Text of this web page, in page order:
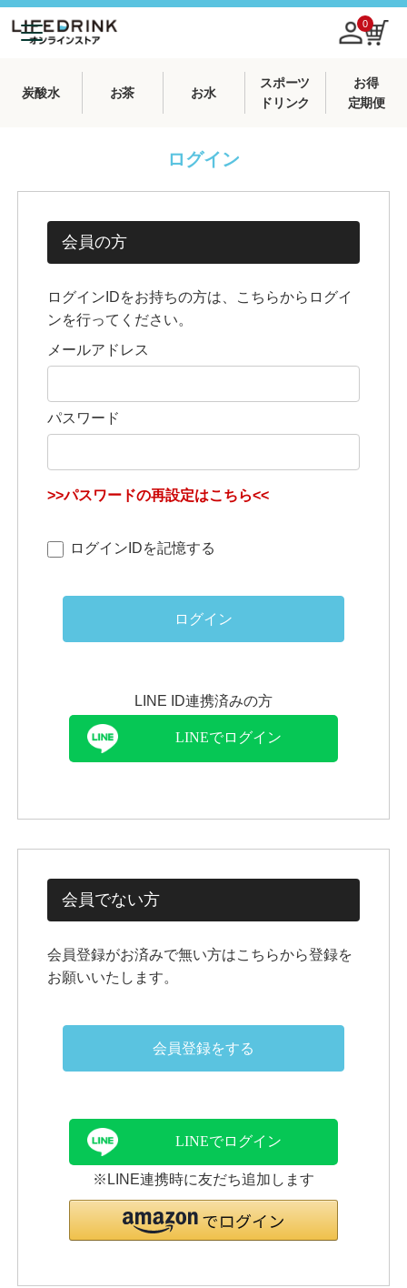
0
炭酸水 お茶 お水
スポーツ
ドリンク
お得
定期便
ログイン
会員の方
ログインIDをお持ちの方は、こちらからログイ
ンを行ってください。
メールアドレス
パスワード
>>パスワードの再設定はこちら<<
ログインIDを記憶する
ログイン
LINE ID連携済みの方
LINEでログイン
会員でない方
会員登録がお済みで無い方はこちらから登録を
お願いいたします。
会員登録をする
LINEでログイン
※LINE連携時に友だち追加します